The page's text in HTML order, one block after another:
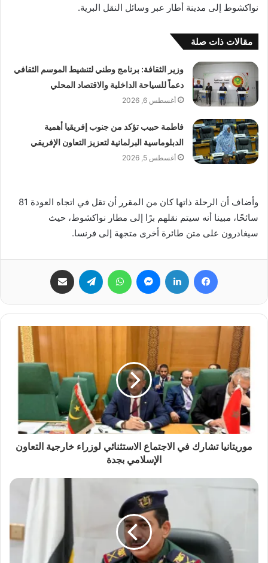
نواكشوط إلى مدينة أطار عبر وسائل النقل البرية.
مقالات ذات صلة
وزير الثقافة: برنامج وطني لتنشيط الموسم الثقافي
دعماً للسياحة الداخلية والاقتصاد المحلي
أغسطس 6, 2026
فاطمة حبيب تؤكد من جنوب إفريقيا أهمية
الدبلوماسية البرلمانية لتعزيز التعاون الإفريقي
أغسطس 5, 2026
وأضاف أن الرحلة ذاتها كان من المقرر أن تقل في اتجاه العودة 81
سائحًا، مبينا أنه سيتم نقلهم برًا إلى مطار نواكشوط، حيث
سيغادرون على متن طائرة أخرى متجهة إلى فرنسا.
فيسبوك لينكدإن ماسنجر واتساب تيلقرام
موريتانيا تشارك في الاجتماع الاستثنائي لوزراء خارجية التعاون
الإسلامي بجدة